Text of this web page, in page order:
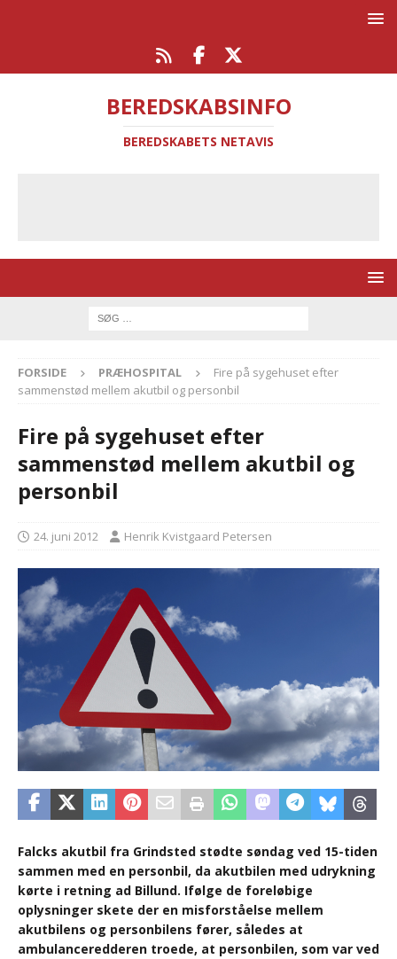
BEREDSKABSINFO
BEREDSKABETS NETAVIS
FORSIDE PRÆHOSPITAL
Fire på sygehuset efter
sammenstød mellem akutbil og personbil
Fire på sygehuset efter
sammenstød mellem akutbil og
personbil
24. juni 2012 Henrik Kvistgaard Petersen
Falcks akutbil fra Grindsted stødte søndag ved 15-tiden
sammen med en personbil, da akutbilen med udrykning
kørte i retning ad Billund. Ifølge de foreløbige
oplysninger skete der en misforståelse mellem
akutbilens og personbilens fører, således at
ambulanceredderen troede, at personbilen, som var ved